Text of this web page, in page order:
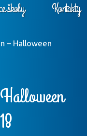
školy Kontakty
– Halloween